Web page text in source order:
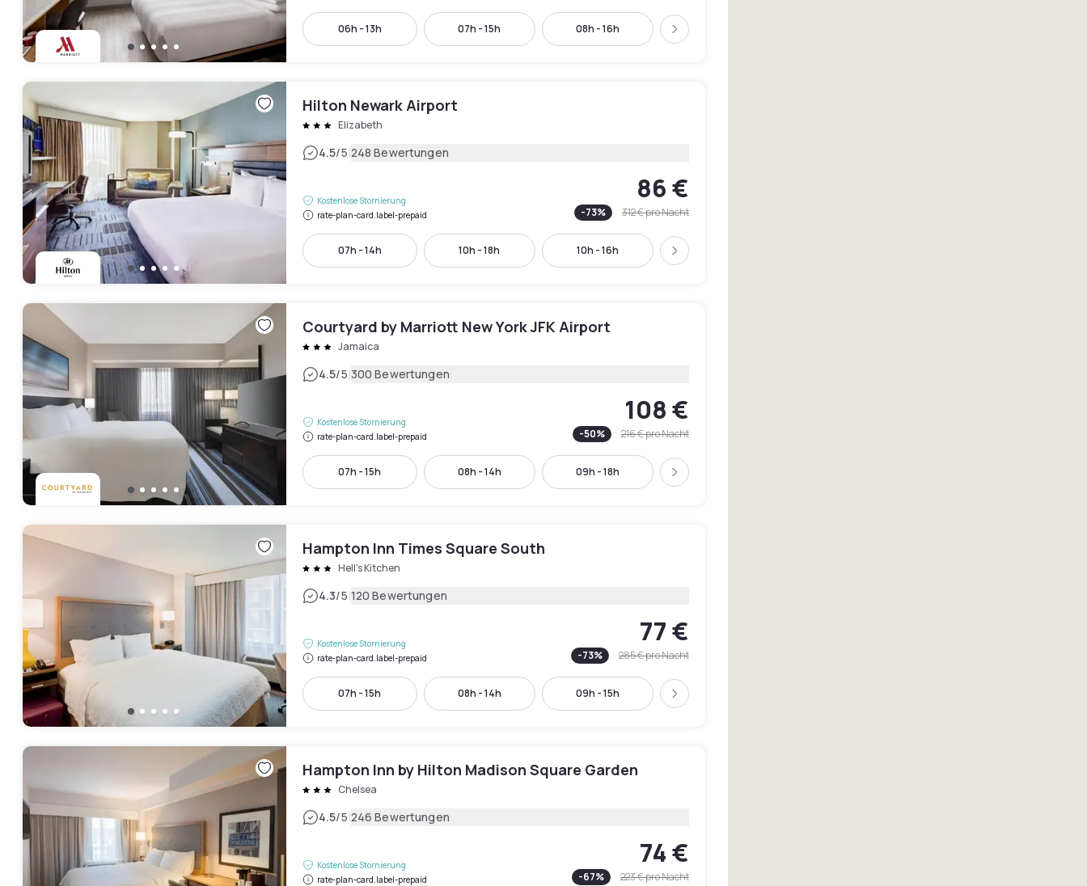
06h - 13h 07h - 15h 08h - 16h Weiter
Hilton Newark Airport
Elizabeth
4.5/5|248 Bewertungen
Kostenlose Stornierung
rate-plan-card.label-prepaid
86 €
-73% 312 €pro Nacht
07h - 14h 10h - 18h 10h - 16h Weiter
Courtyard by Marriott New York JFK Airport
Jamaica
4.5/5|300 Bewertungen
Kostenlose Stornierung
rate-plan-card.label-prepaid
108 €
-50% 216 €pro Nacht
07h - 15h 08h - 14h 09h - 18h Weiter
Hampton Inn Times Square South
Hell's Kitchen
4.3/5|120 Bewertungen
Kostenlose Stornierung
rate-plan-card.label-prepaid
77 €
-73% 285 €pro Nacht
07h - 15h 08h - 14h 09h - 15h Weiter
Hampton Inn by Hilton Madison Square Garden
Chelsea
4.5/5|246 Bewertungen
Kostenlose Stornierung
rate-plan-card.label-prepaid
74 €
-67% 223 €pro Nacht